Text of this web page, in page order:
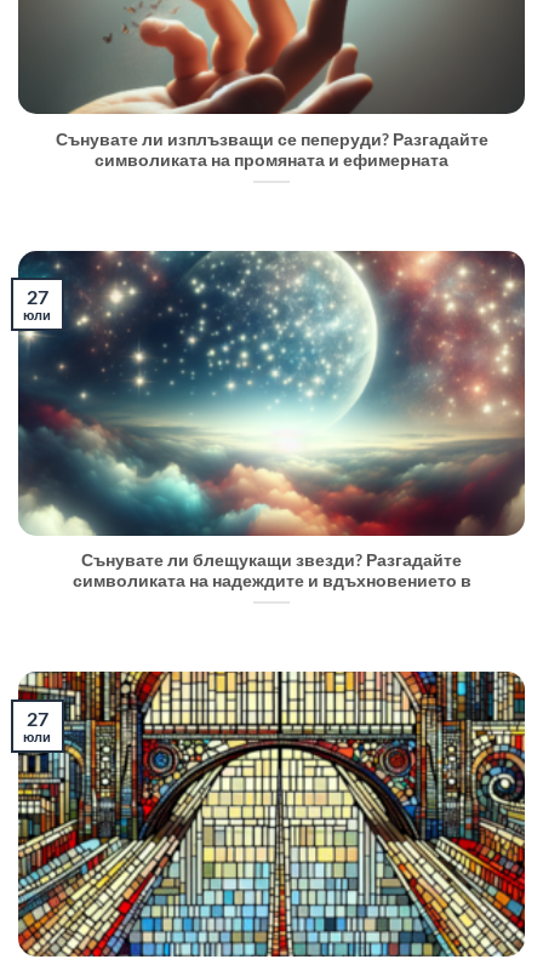
Сънувате ли изплъзващи се пеперуди? Разгадайте
символиката на промяната и ефимерната
Сънувате ли блещукащи звезди? Разгадайте
символиката на надеждите и вдъхновението в
27
юли
27
юли